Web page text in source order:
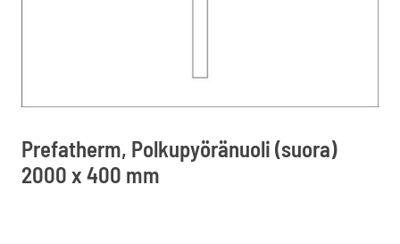
Prefatherm, Polkupyöränuoli (suora)
2000 x 400 mm